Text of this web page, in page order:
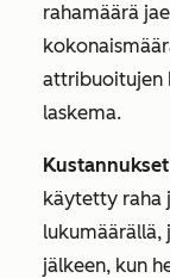
rahamäärä
attribuoitujen
laskema.
käytetty raha
lukumäärällä,
jälkeen, kun